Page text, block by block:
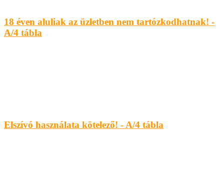
18 éven aluliak az üzletben nem tartózkodhatnak! -
A/4 tábla
Elszívó használata kötelező! - A/4 tábla